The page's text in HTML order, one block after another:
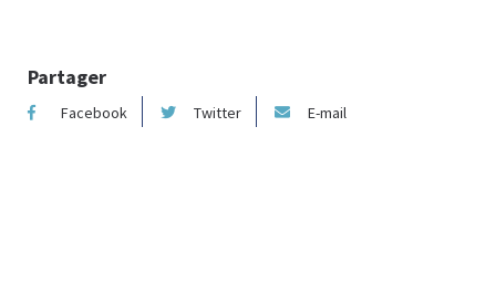
Partager
Facebook Twitter E-mail